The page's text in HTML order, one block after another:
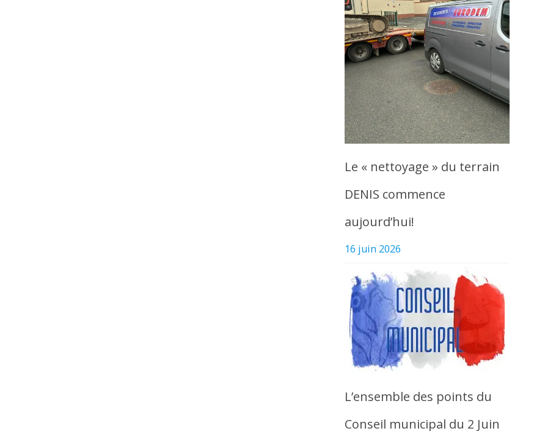
Le « nettoyage » du terrain
DENIS commence
aujourd’hui!
16 juin 2026
L’ensemble des points du
Conseil municipal du 2 Juin